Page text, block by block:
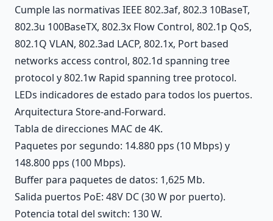
Cumple las normativas IEEE 802.3af, 802.3 10BaseT,
802.3u 100BaseTX, 802.3x Flow Control, 802.1p QoS,
802.1Q VLAN, 802.3ad LACP, 802.1x, Port based
networks access control, 802.1d spanning tree
protocol y 802.1w Rapid spanning tree protocol.
LEDs indicadores de estado para todos los puertos.
Arquitectura Store-and-Forward.
Tabla de direcciones MAC de 4K.
Paquetes por segundo: 14.880 pps (10 Mbps) y
148.800 pps (100 Mbps).
Buffer para paquetes de datos: 1,625 Mb.
Salida puertos PoE: 48V DC (30 W por puerto).
Potencia total del switch: 130 W.